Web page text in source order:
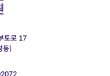
토로 17
동)